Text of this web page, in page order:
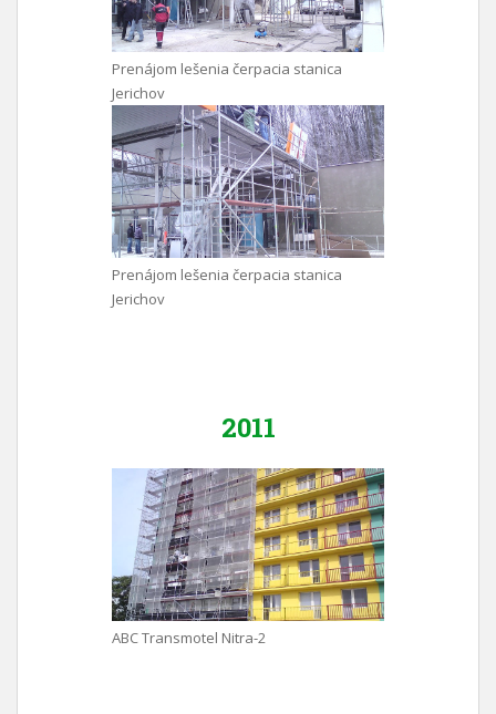
Prenájom lešenia čerpacia stanica
Jerichov
Prenájom lešenia čerpacia stanica
Jerichov
2011
ABC Transmotel Nitra-2